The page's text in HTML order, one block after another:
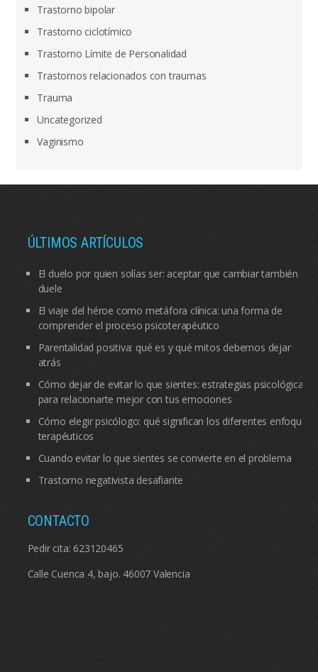
Trastorno bipolar
Trastorno ciclotímico
Trastorno Límite de Personalidad
Trastornos relacionados con traumas
Trauma
Uncategorized
Vaginismo
ÚLTIMOS ARTÍCULOS
El duelo por quien solías ser: aceptar que cambiar también
duele
El viaje del héroe como metáfora clínica: una forma de
comprender el proceso psicoterapéutico
Parentalidad positiva: qué es y qué mitos debemos dejar
atrás
Cómo dejar de evitar lo que sientes: estrategias psicológicas
para relacionarte mejor con tus emociones
Cómo elegir psicólogo: qué significan los diferentes enfoques
terapéuticos
Cuando evitar lo que sientes se convierte en el problema
Trastorno negativista desafiante
CONTACTO
Pedir cita: 623120465
Calle Cuenca 4, bajo. 46007 Valencia